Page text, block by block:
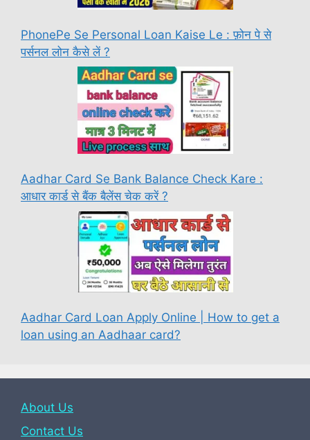
PhonePe Se Personal Loan Kaise Le : फ़ोन पे से
पर्सनल लोन कैसे लें ?
Aadhar Card Se Bank Balance Check Kare :
आधार कार्ड से बैंक बैलेंस चेक करें ?
Aadhar Card Loan Apply Online | How to get a
loan using an Aadhaar card?
About Us
Contact Us